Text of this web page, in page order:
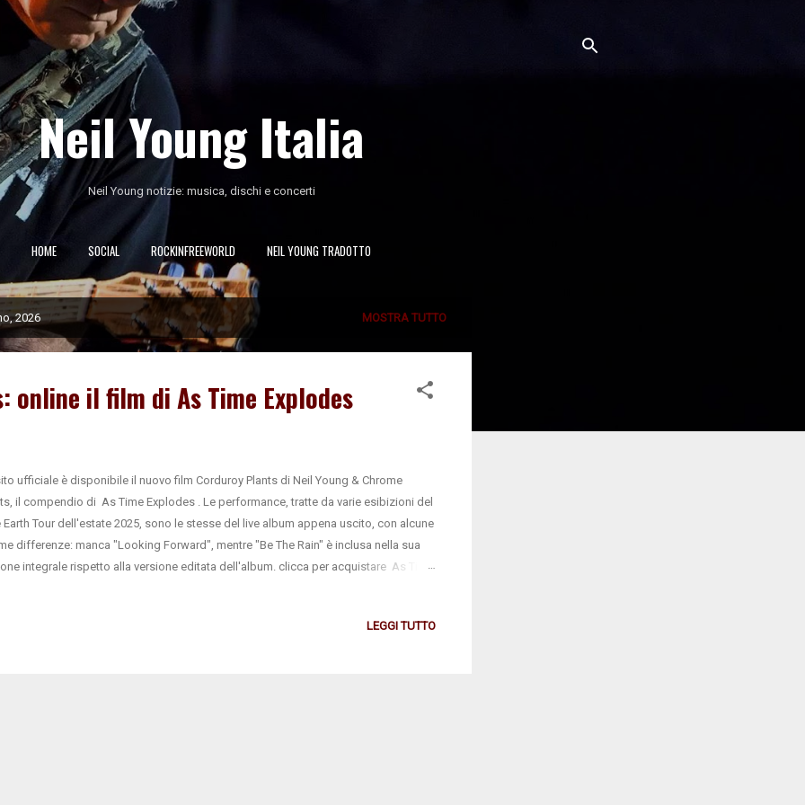
Passa ai contenuti principali
Neil Young Italia
Neil Young notizie: musica, dischi e concerti
HOME SOCIAL ROCKINFREEWORLD NEIL YOUNG TRADOTTO
2026 MOSTRA TUTTO
online il film di As Time Explodes
ufficiale è disponibile il nuovo film Corduroy Plants di Neil Young & Chrome
il compendio di As Time Explodes . Le performance, tratte da varie esibizioni del
Earth Tour dell'estate 2025, sono le stesse del live album appena uscito, con alcune
differenze: manca "Looking Forward", mentre "Be The Rain" è inclusa nella sua
integrale rispetto alla versione editata dell'album. clicca per acquistare As Time
LEGGI TUTTO